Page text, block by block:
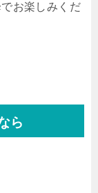
でお楽しみくだ
ら